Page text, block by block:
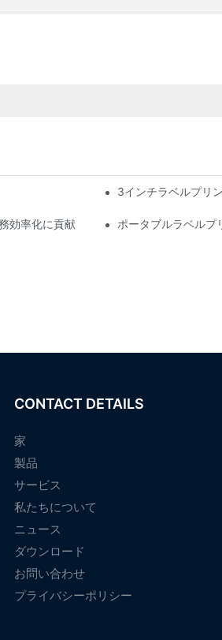
ー購入のヒントと推奨事項3インチラベルプリ
効率化に貢献 ポータブルラベルプ
CONTACT DETAILS
家
製品
サービス
私たちについて
ニュース
ダウンロード
お問い合わせ
プライバシーポリシー